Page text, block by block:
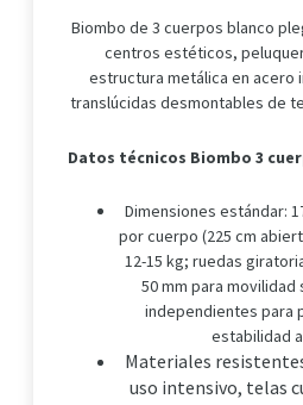
Biombo de 3 cuerpos blanco
centros estéticos,
estructura metálica en acero
translúcidas desmontables de
Datos técnicos Biombo 3
Dimensiones estándar:
por cuerpo (225 cm
12-15 kg; ruedas
50 mm para
independientes para
estabilidad
Materiales
uso intensivo, telas